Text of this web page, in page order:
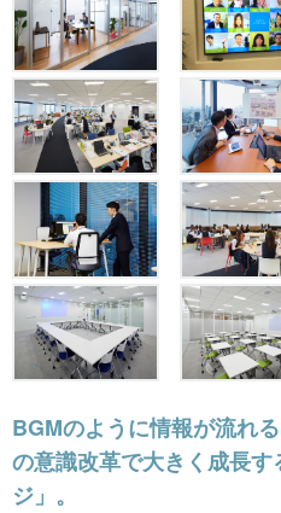
BGMのように情報が流れ
の意識改革で大きく成長
ジ」。